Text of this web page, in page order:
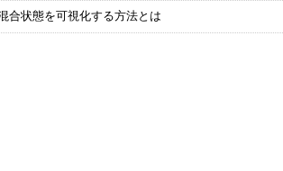
合状態を可視化する方法とは